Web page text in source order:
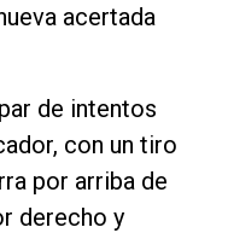
acertada
de intentos
con un tiro
por arriba de
derecho y